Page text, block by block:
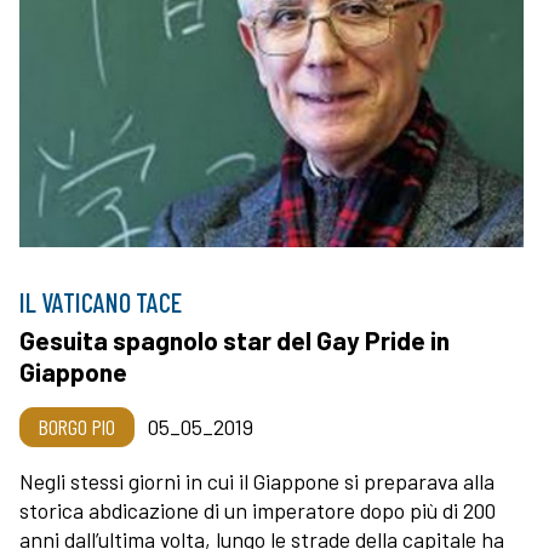
IL VATICANO TACE
Gesuita spagnolo star del Gay Pride in
Giappone
BORGO PIO 05_05_2019
Negli stessi giorni in cui il Giappone si preparava alla
storica abdicazione di un imperatore dopo più di 200
anni dall’ultima volta, lungo le strade della capitale ha